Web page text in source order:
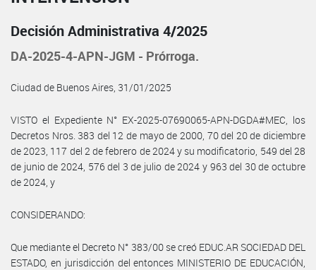
Decisión Administrativa 4/2025
DA-2025-4-APN-JGM - Prórroga.
Ciudad de Buenos Aires, 31/01/2025
VISTO el Expediente N° EX-2025-07690065-APN-DGDA#MEC, los
Decretos Nros. 383 del 12 de mayo de 2000, 70 del 20 de diciembre
de 2023, 117 del 2 de febrero de 2024 y su modificatorio, 549 del 28
de junio de 2024, 576 del 3 de julio de 2024 y 963 del 30 de octubre
de 2024, y
CONSIDERANDO:
Que mediante el Decreto N° 383/00 se creó EDUC.AR SOCIEDAD DEL
ESTADO, en jurisdicción del entonces MINISTERIO DE EDUCACIÓN,